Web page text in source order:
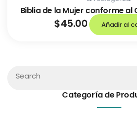
Biblia de la Mujer conforme al
$45.00 Añadir al
Categoría de